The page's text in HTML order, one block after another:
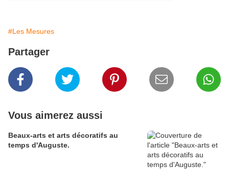
#Les Mesures
Partager
Vous aimerez aussi
Beaux-arts et arts décoratifs au
temps d'Auguste.